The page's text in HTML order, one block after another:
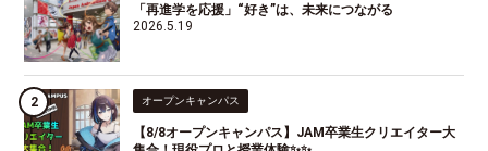
「再進学を応援」“好き”は、未来につながる
2026.5.19
オープンキャンパス
【8/8オープンキャンパス】JAM卒業生クリエイター大